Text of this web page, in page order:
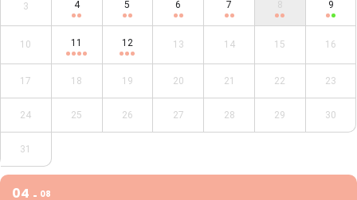
3 4 5 6 7 8 9
10 11 12 13 14 15 16
17 18 19 20 21 22 23
24 25 26 27 28 29 30
31
04 08